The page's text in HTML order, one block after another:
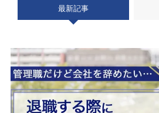
最新記事